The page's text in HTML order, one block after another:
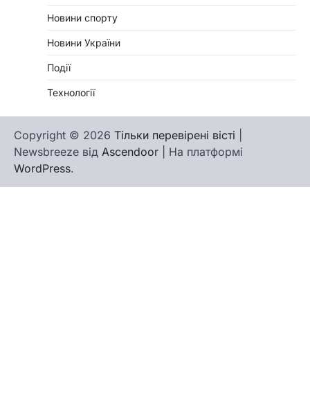
Новини спорту
Новини України
Події
Технології
Copyright © 2026 Тільки перевірені вісті
Newsbreeze від Ascendoor | На платформі
WordPress.